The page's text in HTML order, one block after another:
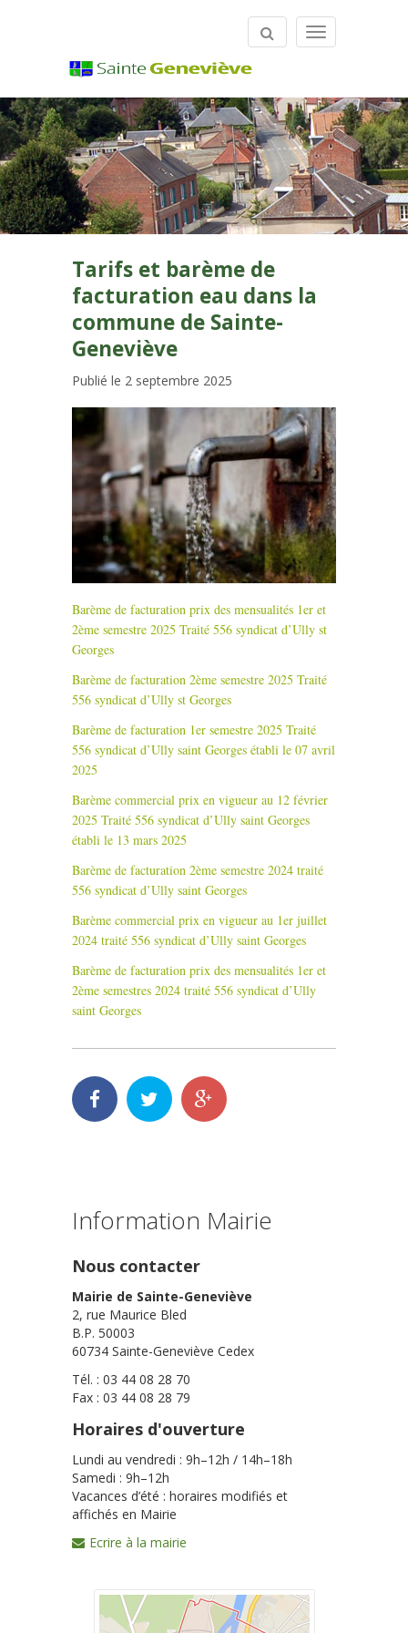
Toggle
Tarifs et barème de
facturation eau dans la
commune de Sainte-
Geneviève
Publié le 2 septembre 2025
Barème de facturation prix des mensualités 1er et
2ème semestre 2025 Traité 556 syndicat d’Ully st
Georges
Barème de facturation 2ème semestre 2025 Traité
556 syndicat d’Ully st Georges
Barème de facturation 1er semestre 2025 Traité
556 syndicat d’Ully saint Georges établi le 07 avril
2025
Barème commercial prix en vigueur au 12 février
2025 Traité 556 syndicat d’Ully saint Georges
établi le 13 mars 2025
Barème de facturation 2ème semestre 2024 traité
556 syndicat d’Ully saint Georges
Barème commercial prix en vigueur au 1er juillet
2024 traité 556 syndicat d’Ully saint Georges
Barème de facturation prix des mensualités 1er et
2ème semestres 2024 traité 556 syndicat d’Ully
saint Georges
Information Mairie
Nous contacter
Mairie de Sainte-Geneviève
2, rue Maurice Bled
B.P. 50003
60734 Sainte-Geneviève Cedex
Tél. : 03 44 08 28 70
Fax : 03 44 08 28 79
Horaires d'ouverture
Lundi au vendredi : 9h–12h / 14h–18h
Samedi : 9h–12h
Vacances d’été : horaires modifiés et
affichés en Mairie
Ecrire à la mairie